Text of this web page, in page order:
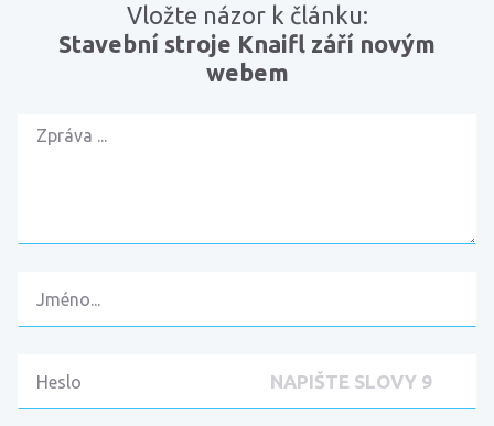
Vložte názor k článku:
Stavební stroje Knaifl září novým
webem